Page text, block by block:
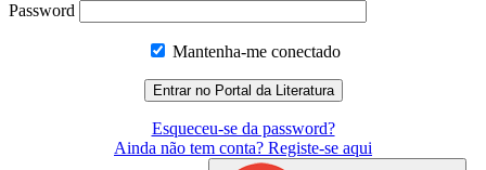
Password
Mantenha-me conectado
Esqueceu-se da password?
Ainda não tem conta? Registe-se aqui